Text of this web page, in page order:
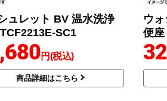
ュレット BV 温水洗浄
SC1
円(税込)
商品詳細はこちら
ウ
便座